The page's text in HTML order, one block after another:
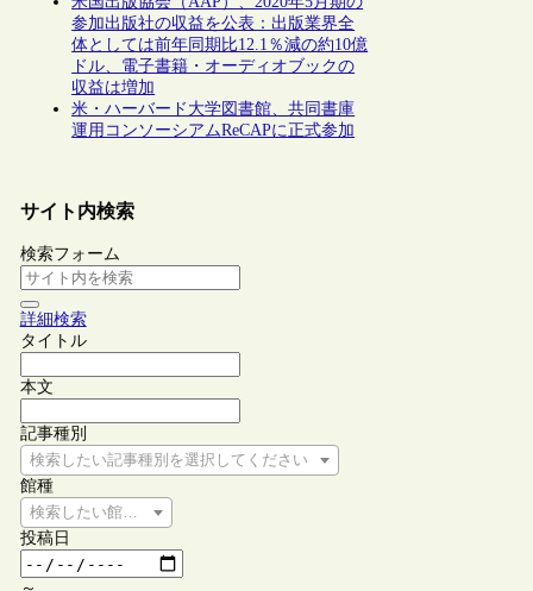
参加出版社の収益を公表：出版業界全
体としては前年同期比12.1％減の約10億
ドル、電子書籍・オーディオブックの
収益は増加
米・ハーバード大学図書館、共同書庫
運用コンソーシアムReCAPに正式参加
サイト内検索
検索フォーム
詳細検索
タイトル
本文
記事種別
検索したい記事種別を選択してください
館種
検索したい館種を選択してください
投稿日